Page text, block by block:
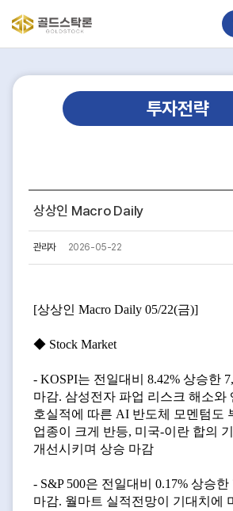
투자전략
상상인 Macro Daily
관리자 2026-05-22
[상상인 Macro Daily 05/22(금)]
◆ Stock Market
- KOSPI는 전일대비 8.42% 상승한
마감. 삼성전자 파업 리스크 해소와
호실적에 따른 AI 반도체 모멘텀도
업종이 크게 반등, 미국-이란 합의
개선시키며 상승 마감
- S&P 500은 전일대비 0.17% 상승한
마감. 월마트 실적전망이 기대치에